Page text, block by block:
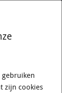
:)
zijn cookies